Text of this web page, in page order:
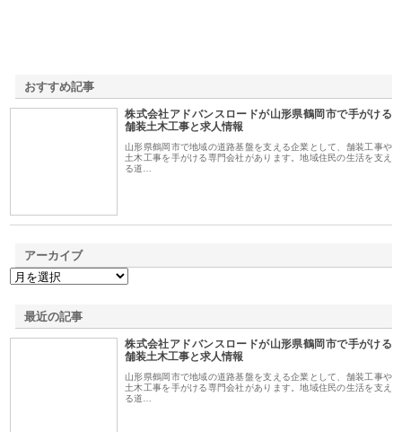
おすすめ記事
株式会社アドバンスロードが山形県鶴岡市で手がける
舗装土木工事と求人情報
山形県鶴岡市で地域の道路基盤を支える企業として、舗装工事や
土木工事を手がける専門会社があります。地域住民の生活を支え
る道…
アーカイブ
最近の記事
株式会社アドバンスロードが山形県鶴岡市で手がける
舗装土木工事と求人情報
山形県鶴岡市で地域の道路基盤を支える企業として、舗装工事や
土木工事を手がける専門会社があります。地域住民の生活を支え
る道…